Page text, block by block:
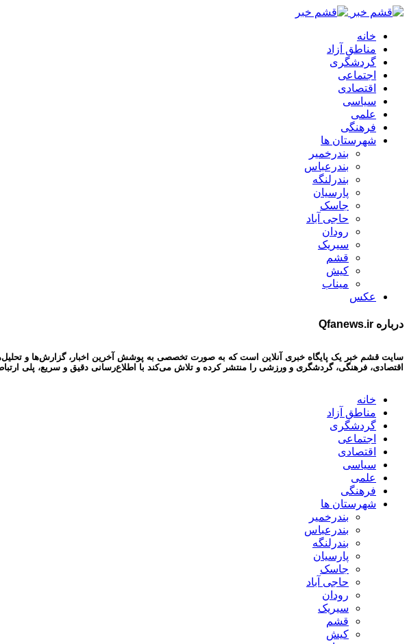
خانه
مناطق آزاد
گردشگری
اجتماعی
اقتصادی
سیاسی
علمی
فرهنگی
شهرستان ها
بندرخمیر
بندرعباس
بندرلنگه
پارسیان
جاسک
حاجی آباد
رودان
سیریک
قشم
کیش
میناب
عکس
درباره Qfanews.ir
سایت قشم خبر یک پایگاه خبری آنلاین است که به صورت تخصصی به پوشش آخرین اخبار، گزارش‌ها و
اقتصادی، فرهنگی، گردشگری و ورزشی را منتشر کرده و تلاش می‌کند با اطلاع‌رسانی دقیق و سریع، پلی
خانه
مناطق آزاد
گردشگری
اجتماعی
اقتصادی
سیاسی
علمی
فرهنگی
شهرستان ها
بندرخمیر
بندرعباس
بندرلنگه
پارسیان
جاسک
حاجی آباد
رودان
سیریک
قشم
کیش